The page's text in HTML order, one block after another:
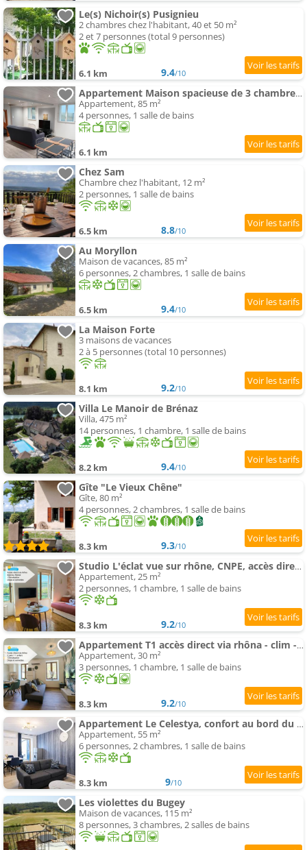
Le(s) Nichoir(s) Pusignieu
2 chambres chez l'habitant, 40 et 50 m²
2 et 7 personnes (total 9 personnes)
6.1 km 9.4/10
Appartement Maison spacieuse de 3 chambres, à proximité de la Centrale du Bugey
Appartement, 85 m²
4 personnes, 1 salle de bains
6.1 km
Chez Sam
Chambre chez l'habitant, 12 m²
2 personnes, 1 salle de bains
6.5 km 8.8/10
Au Moryllon
Maison de vacances, 85 m²
6 personnes, 2 chambres, 1 salle de bains
6.5 km 9.4/10
La Maison Forte
3 maisons de vacances
2 à 5 personnes (total 10 personnes)
8.1 km 9.2/10
Villa Le Manoir de Brénaz
Villa, 475 m²
14 personnes, 1 chambre, 1 salle de bains
8.2 km 9.4/10
Gîte "Le Vieux Chêne"
Gîte, 80 m²
4 personnes, 2 chambres, 1 salle de bains
8.3 km 9.3/10
Studio L'éclat vue sur rhône, CNPE, accès direct via rhona, clim
Appartement, 25 m²
2 personnes, 1 chambre, 1 salle de bains
8.3 km 9.2/10
Appartement T1 accès direct via rhôna - clim -local vélo - Cnpe
Appartement, 30 m²
3 personnes, 1 chambre, 1 salle de bains
8.3 km 9.2/10
Appartement Le Celestya, confort au bord du rhône avec terrasse
Appartement, 55 m²
6 personnes, 2 chambres, 1 salle de bains
8.3 km 9/10
Les violettes du Bugey
Maison de vacances, 115 m²
8 personnes, 3 chambres, 2 salles de bains